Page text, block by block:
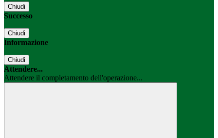
Chiudi
Successo
Chiudi
Informazione
Chiudi
Attendere...
Attendere il completamento dell'operazione...